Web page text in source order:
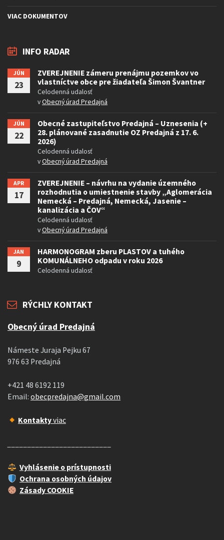
VIAC DOKUMENTOV
INFO RADAR
JÚN
23
ZVEREJNENIE zámeru prenájmu pozemkov vo
vlastníctve obce pre žiadateľa Šimon Švantner
Celodenná udalosť
vObecný úrad Predajná
JÚN
22
Obecné zastupiteľstvo Predajná – Uznesenia (+
28. plánované zasadnutie OZ Predajná z 17. 6.
2026)
Celodenná udalosť
vObecný úrad Predajná
APR
17
ZVEREJNENIE – návrhu na vydanie územného
rozhodnutia o umiestnenie stavby „Aglomerácia
Nemecká – Predajná, Nemecká, Jasenie –
kanalizácia a ČOV“
Celodenná udalosť
vObecný úrad Predajná
JAN
9
HARMONOGRAM zberu PLASTOV a tuhého
KOMUNÁLNEHO odpadu v roku 2026
Celodenná udalosť
RÝCHLY KONTAKT
Obecný úrad Predajná
Námeste Juraja Pejku 67
976 63 Predajná
+421 48 6192 119
Email: obecpredajna@gmail.com
Kontaktyviac
Vyhlásenie o prístupnosti
Ochrana osobných údajov
Zásady COOKIE